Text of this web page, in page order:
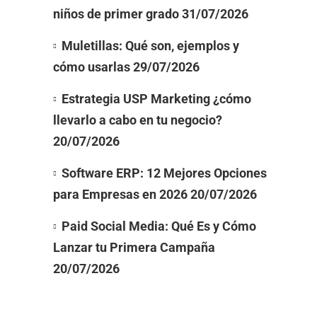
niños de primer grado 31/07/2026
Muletillas: Qué son, ejemplos y
cómo usarlas 29/07/2026
Estrategia USP Marketing ¿cómo
llevarlo a cabo en tu negocio?
20/07/2026
Software ERP: 12 Mejores Opciones
para Empresas en 2026 20/07/2026
Paid Social Media: Qué Es y Cómo
Lanzar tu Primera Campaña
20/07/2026